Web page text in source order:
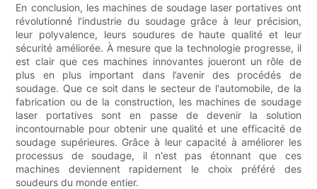
En conclusion, les machines de soudage laser portatives ont
révolutionné l’industrie du soudage grâce à leur précision,
leur polyvalence, leurs soudures de haute qualité et leur
sécurité améliorée. À mesure que la technologie progresse, il
est clair que ces machines innovantes joueront un rôle de
plus en plus important dans l’avenir des procédés de
soudage. Que ce soit dans le secteur de l'automobile, de la
fabrication ou de la construction, les machines de soudage
laser portatives sont en passe de devenir la solution
incontournable pour obtenir une qualité et une efficacité de
soudage supérieures. Grâce à leur capacité à améliorer les
processus de soudage, il n'est pas étonnant que ces
machines deviennent rapidement le choix préféré des
soudeurs du monde entier.